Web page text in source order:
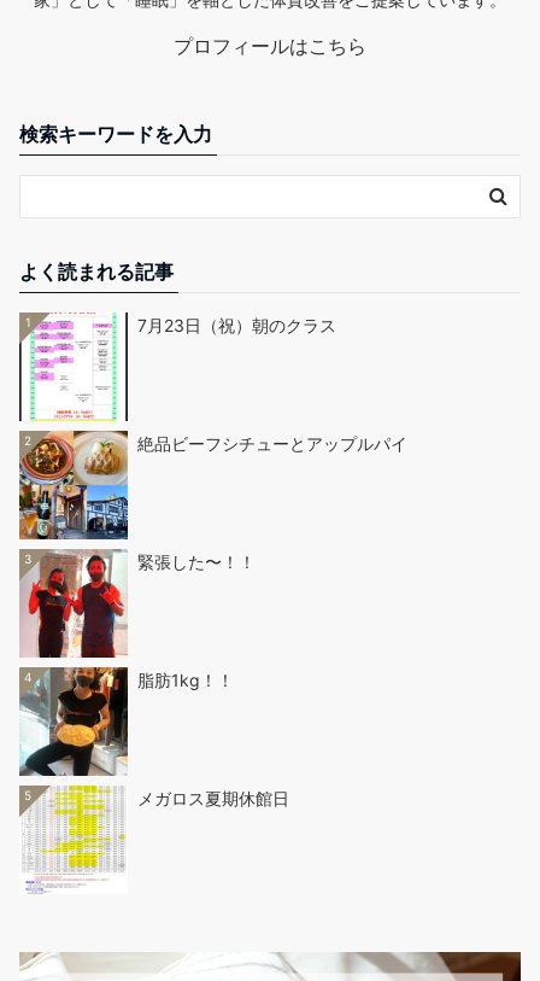
プロフィールはこちら
検索キーワードを入力
よく読まれる記事
1 7月23日（祝）朝のクラス
2 絶品ビーフシチューとアップルパイ
3 緊張した〜！！
4 脂肪1kg！！
5 メガロス夏期休館日